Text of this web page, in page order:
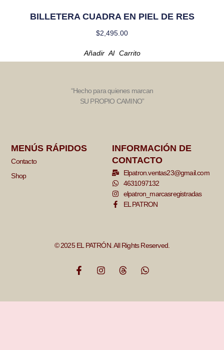
BILLETERA CUADRA EN PIEL DE RES
$2,495.00
Añadir Al Carrito
“Hecho para quienes marcan
SU PROPIO CAMINO”
MENÚS RÁPIDOS
Contacto
Shop
INFORMACIÓN DE
CONTACTO
Elpatron.ventas23@gmail.com
4631097132
elpatron_marcasregistradas
EL PATRON
© 2025 EL PATRÓN. All Rights Reserved.